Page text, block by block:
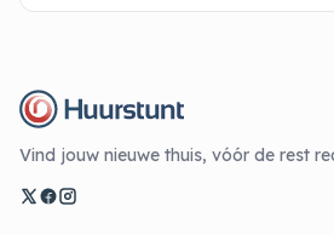
Vind jouw nieuwe thuis, vóór de rest